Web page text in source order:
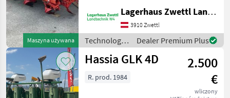
Maszyna używana
--; Anzahl Vorbesitzer: 2;
Maschinenmerkmale:
gebrauchte
Kartoffellegemaschine
Remprodex
Lagerhaus Zwettl Landtechnik
3910 Zwettl
Technologia
ziemniaczana
/ Remprodex
Dealer Premium Plus
Hassia GLK 4D
2.500
€
wliczony
R. prod. 1984